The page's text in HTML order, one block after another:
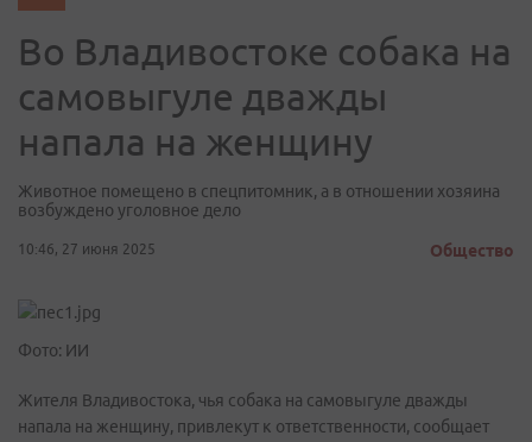
Во Владивостоке собака на
самовыгуле дважды
напала на женщину
Животное помещено в спецпитомник, а в отношении хозяина
возбуждено уголовное дело
10:46, 27 июня 2025 Общество
Фото: ИИ
Жителя Владивостока, чья собака на самовыгуле дважды
напала на женщину, привлекут к ответственности, сообщает